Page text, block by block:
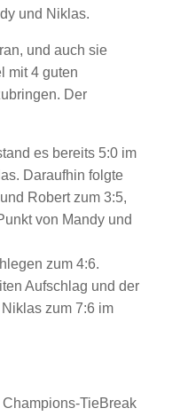
und Niklas.
und auch sie
mit 4 guten
Der
es bereits 5:0 im
Daraufhin folgte
Robert zum 3:5,
von Mandy und
zum 4:6.
Aufschlag und der
zum 7:6 im
TieBreak